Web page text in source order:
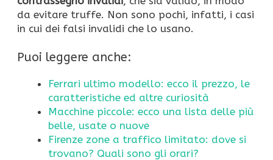
da evitare truffe. Non sono pochi, infatti, i casi
in cui dei falsi invalidi che lo usano.
Puoi leggere anche:
Ferrari ultimo modello: ecco il prezzo, le
caratteristiche ed altre curiosità
Macchine piccole: ecco una lista delle più
belle, usate o nuove
Firenze zone a traffico limitato: dove si
trovano? Quali sono gli orari?